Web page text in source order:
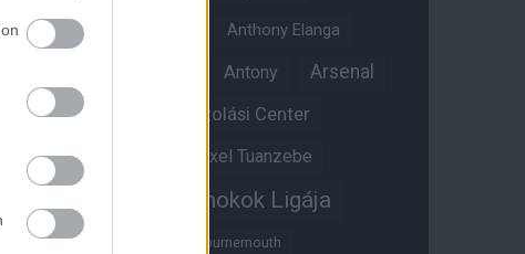
Angol válogatott Anthony Elanga
Antony Arsenal
Aston Villa Átigazolási Center
Átigazolások Axel Tuanzebe
Bajnokok Ligája
Benjamin Sesko Bournemouth